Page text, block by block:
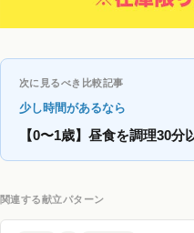
次に見るべき比較記事
少し時間があるなら
【0〜1歳】昼食を調理30
関連する献立パターン